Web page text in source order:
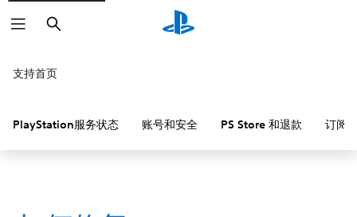
搜
索
支持首页
PlayStation服务状态 账号和安全 PS Store 和退款 订阅